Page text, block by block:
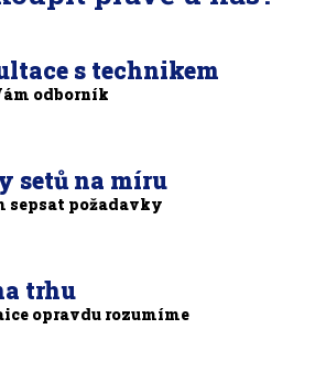
s technikem
odborník
setů na míru
sepsat požadavky
trhu
opravdu rozumíme